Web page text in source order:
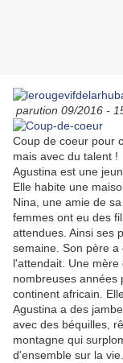
parution 09/2016 -
Coup de coeur pour
mais avec du talent !
Agustina est une
Elle habite une
Nina, une amie de
femmes ont eu des
attendues. Ainsi ses
semaine. Son père
l'attendait. Une
nombreuses années
continent africain.
Agustina a des
avec des béquilles,
montagne qui
d'ensemble sur la vie.